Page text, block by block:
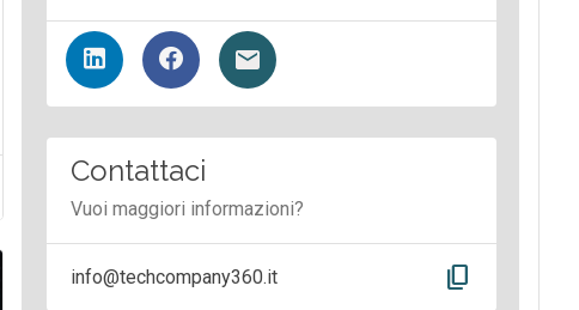
Contattaci
Vuoi maggiori informazioni?
info@techcompany360.it content_copy